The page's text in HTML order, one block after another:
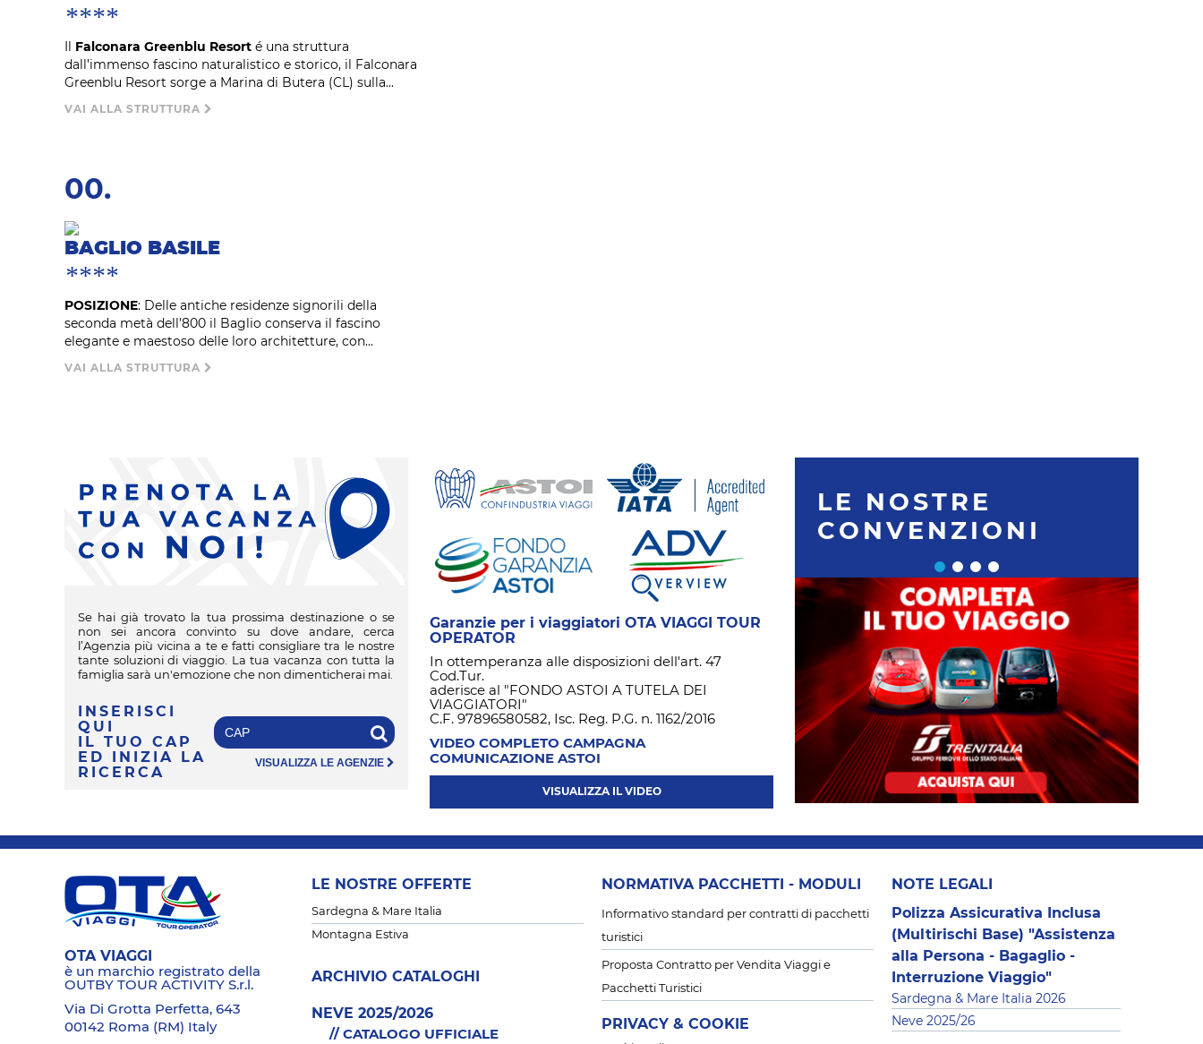
****
Falconara Greenblu Resort é una struttura
dall’immenso fascino naturalistico e storico, il Falconara
Greenblu Resort sorge a Marina di Butera (CL) sulla...
VAI ALLA STRUTTURA
00.
BAGLIO BASILE
****
POSIZIONE: Delle antiche residenze signorili della
seconda metà dell’800 il Baglio conserva il fascino
elegante e maestoso delle loro architetture, con...
VAI ALLA STRUTTURA
Se hai già trovato la tua prossima destinazione o se
non sei ancora convinto su dove andare, cerca
l’Agenzia più vicina a te e fatti consigliare tra le nostre
tante soluzioni di viaggio. La tua vacanza con tutta la
famiglia sarà un'emozione che non dimenticherai mai.
INSERISCI
QUI
IL TUO CAP
ED INIZIA LA
RICERCA
VISUALIZZA LE AGENZIE
Garanzie per i viaggiatori OTA VIAGGI TOUR
OPERATOR
In ottemperanza alle disposizioni dell'art. 47
Cod.Tur.
aderisce al "FONDO ASTOI A TUTELA DEI
VIAGGIATORI"
C.F. 97896580582, Isc. Reg. P.G. n. 1162/2016
VIDEO COMPLETO CAMPAGNA
COMUNICAZIONE ASTOI
VISUALIZZA IL VIDEO
LE NOSTRE
CONVENZIONI
OTA VIAGGI
è un marchio registrato della
OUTBY TOUR ACTIVITY S.r.l.
Via Di Grotta Perfetta, 643
00142 Roma (RM) Italy
LE NOSTRE OFFERTE
Sardegna & Mare Italia
Montagna Estiva
ARCHIVIO CATALOGHI
NEVE 2025/2026
// CATALOGO UFFICIALE
NORMATIVA PACCHETTI - MODULI
Informativo standard per contratti di pacchetti
turistici
Proposta Contratto per Vendita Viaggi e
Pacchetti Turistici
PRIVACY & COOKIE
NOTE LEGALI
Polizza Assicurativa Inclusa
(Multirischi Base) "Assistenza
alla Persona - Bagaglio -
Interruzione Viaggio"
Sardegna & Mare Italia 2026
Neve 2025/26